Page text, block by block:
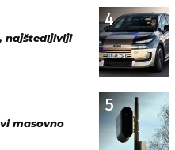
4
najštedljiviji
5
masovno